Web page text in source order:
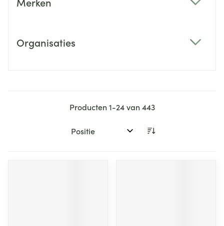
Organisaties
Producten1-24van443
Sorteer op: